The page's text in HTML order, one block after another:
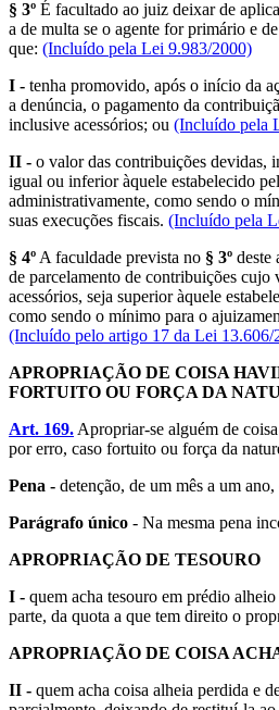
§ 3º É facultado ao juiz deixar de
a de multa se o agente for primário e
que: (Incluído pela Lei 9.983/2000)
I - tenha promovido, após o início da
a denúncia, o pagamento da
inclusive acessórios; ou (Incluído pela
II - o valor das contribuições devidas,
igual ou inferior àquele estabelecido
administrativamente, como sendo o
suas execuções fiscais. (Incluído pela
§ 4º A faculdade prevista no § 3º deste
de parcelamento de contribuições cujo
acessórios, seja superior àquele
como sendo o mínimo para o
(Incluído pelo artigo 17 da Lei 13.606/
APROPRIAÇÃO DE COISA
FORTUITO OU FORÇA DA
Art. 169. Apropriar-se alguém de
por erro, caso fortuito ou força da
Pena - detenção, de um mês a um
Parágrafo único - Na mesma pena
APROPRIAÇÃO DE TESOURO
I - quem acha tesouro em prédio
parte, da quota a que tem direito o
APROPRIAÇÃO DE COISA
II - quem acha coisa alheia perdida e